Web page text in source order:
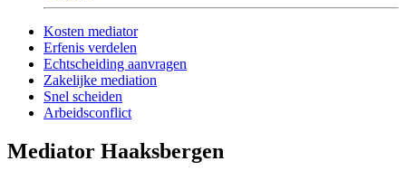
Kosten mediator
Erfenis verdelen
Echtscheiding aanvragen
Zakelijke mediation
Snel scheiden
Arbeidsconflict
Mediator Haaksbergen